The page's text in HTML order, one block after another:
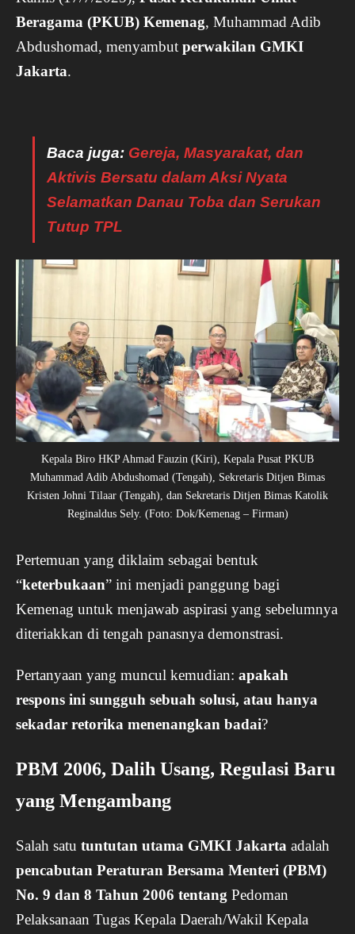
Beragama (PKUB) Kemenag, Muhammad Adib
Abdushomad, menyambut perwakilan GMKI
Jakarta.
Baca juga: Gereja, Masyarakat, dan
Aktivis Bersatu dalam Aksi Nyata
Selamatkan Danau Toba dan Serukan
Tutup TPL
Kepala Biro HKP Ahmad Fauzin (Kiri), Kepala Pusat PKUB
Muhammad Adib Abdushomad (Tengah), Sekretaris Ditjen Bimas
Kristen Johni Tilaar (Tengah), dan Sekretaris Ditjen Bimas Katolik
Reginaldus Sely. (Foto: Dok/Kemenag – Firman)
Pertemuan yang diklaim sebagai bentuk
“keterbukaan” ini menjadi panggung bagi
Kemenag untuk menjawab aspirasi yang sebelumnya
diteriakkan di tengah panasnya demonstrasi.
Pertanyaan yang muncul kemudian: apakah
respons ini sungguh sebuah solusi, atau hanya
sekadar retorika menenangkan badai?
PBM 2006, Dalih Usang, Regulasi Baru
yang Mengambang
Salah satu tuntutan utama GMKI Jakarta adalah
pencabutan Peraturan Bersama Menteri (PBM)
No. 9 dan 8 Tahun 2006 tentang Pedoman
Pelaksanaan Tugas Kepala Daerah/Wakil Kepala